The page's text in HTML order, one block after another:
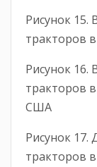
Рисунок 15.
тракторов
Рисунок 16.
тракторов в
США
Рисунок
тракторов